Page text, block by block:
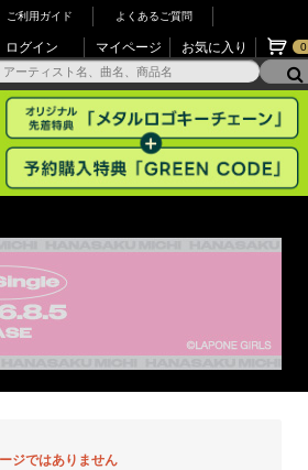
ご利用ガイド よくあるご質問
ログイン マイページ お気に入り 0
ジではありません